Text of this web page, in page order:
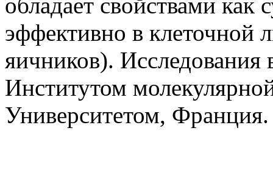
эффективно в клеточной
яичников).
Институтом
Университетом, Франция.